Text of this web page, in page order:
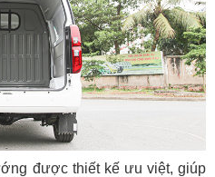
được thiết kế ưu việt, giúp